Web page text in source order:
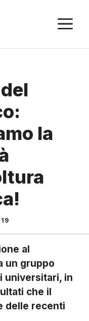
la
al
un gruppo
universitari, in
che il
delle recenti